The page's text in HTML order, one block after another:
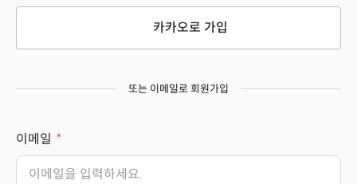
카카오로 가입
또는 이메일로 회원가입
이메일